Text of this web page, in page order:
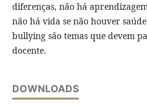
diferenças, não há
não há vida se não houver
bullying são temas que devem
docente.
DOWNLOADS